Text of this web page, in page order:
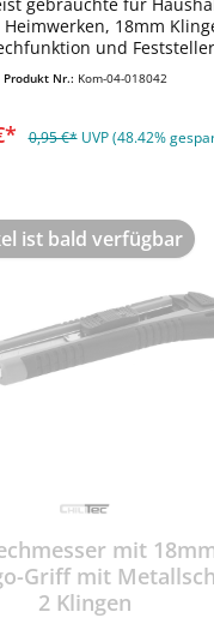
18mm
und Feststeller
Produkt Nr.: Kom-04-018042
0,95 €* UVP (48.42%
In den Warenkorb
ist bald verfügbar
mit
Griff mit
2 Klingen